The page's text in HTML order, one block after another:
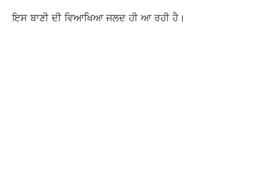
ਇਸ ਬਾਣੀ ਦੀ ਵਿਆਖਿਆ ਜਲਦ ਹੀ ਆ ਰਹੀ ਹੈ।